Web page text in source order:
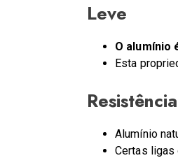
Leve
O alumínio
Esta
Alumínio
Certas ligas